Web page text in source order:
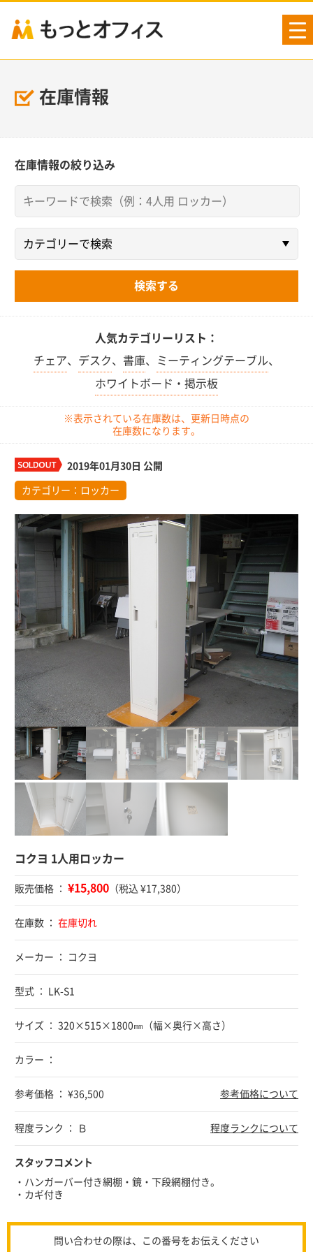
在庫情報
在庫情報の絞り込み
人気カテゴリーリスト：
チェア、 デスク、 書庫、 ミーティングテーブル、
ホワイトボード・掲示板
※表示されている在庫数は、更新日時点の
在庫数になります。
2019年01月30日 公開
カテゴリー： ロッカー
コクヨ 1人用ロッカー
販売価格 ： ¥15,800 （税込 ¥17,380）
在庫数 ： 在庫切れ
メーカー ： コクヨ
型式 ： LK-S1
サイズ ： 320×515×1800㎜（幅×奥行×高さ）
カラー ：
参考価格 ： ¥36,500 参考価格について
程度ランク ： Ｂ 程度ランクについて
スタッフコメント
・ハンガーバー付き網棚・鏡・下段網棚付き。
・カギ付き
問い合わせの際は、この番号をお伝えください